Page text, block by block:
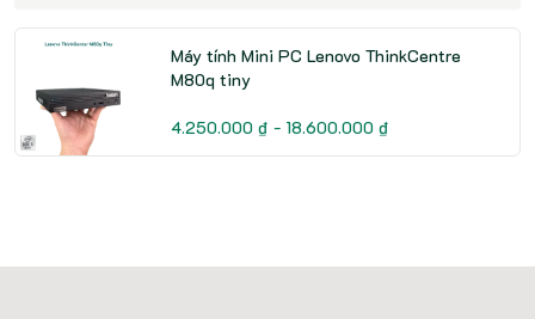
Máy tính Mini PC Lenovo ThinkCentre
M80q tiny
4.250.000 ₫ - 18.600.000 ₫